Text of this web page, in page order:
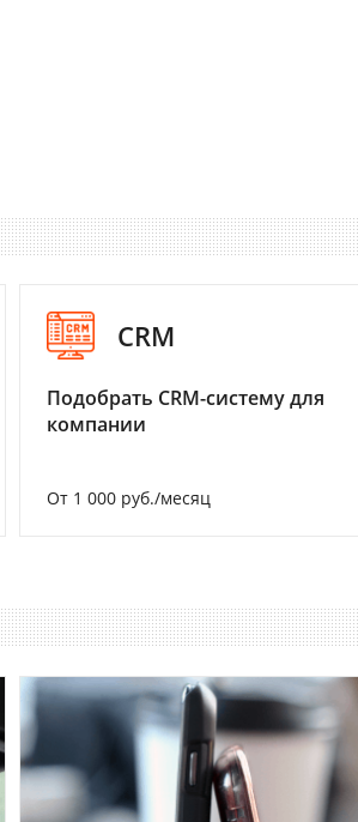
CRM
Подобрать CRM-систему для
компании
От 1 000 руб./месяц